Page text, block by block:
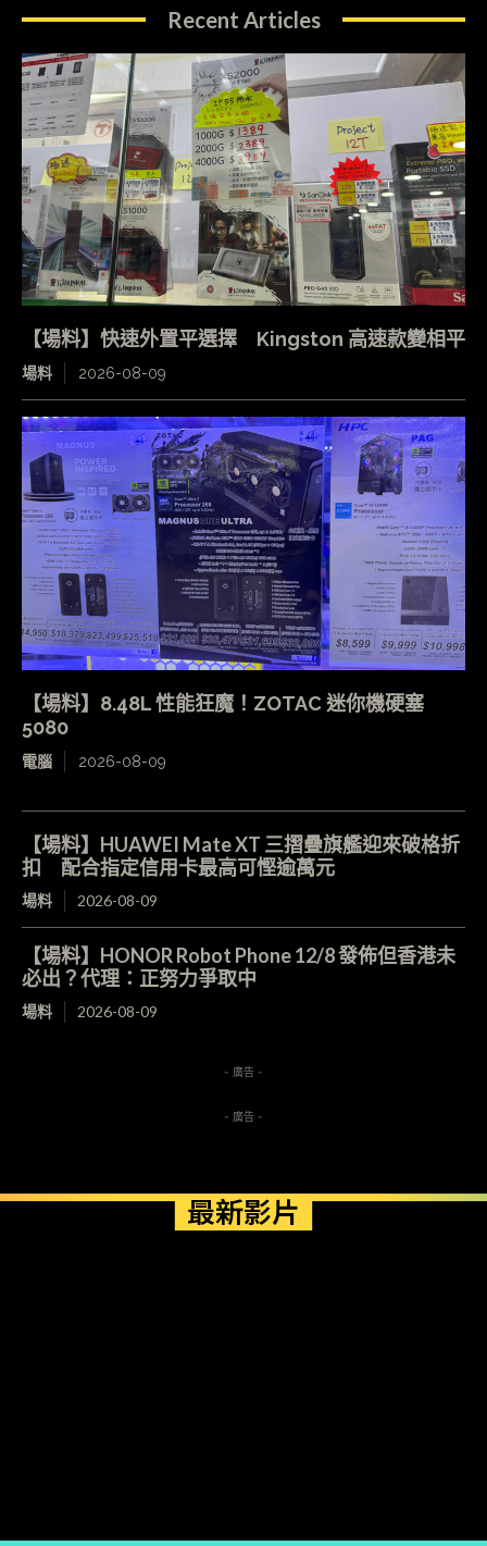
Recent Articles
【場料】快速外置平選擇 Kingston 高速款變相平
場料 2026-08-09
【場料】8.48L 性能狂魔！ZOTAC 迷你機硬塞
5080
電腦 2026-08-09
【場料】HUAWEI Mate XT 三摺疊旗艦迎來破格折
扣 配合指定信用卡最高可慳逾萬元
場料 2026-08-09
【場料】HONOR Robot Phone 12/8 發佈但香港未
必出？代理：正努力爭取中
場料 2026-08-09
- 廣告 -
- 廣告 -
最新影片